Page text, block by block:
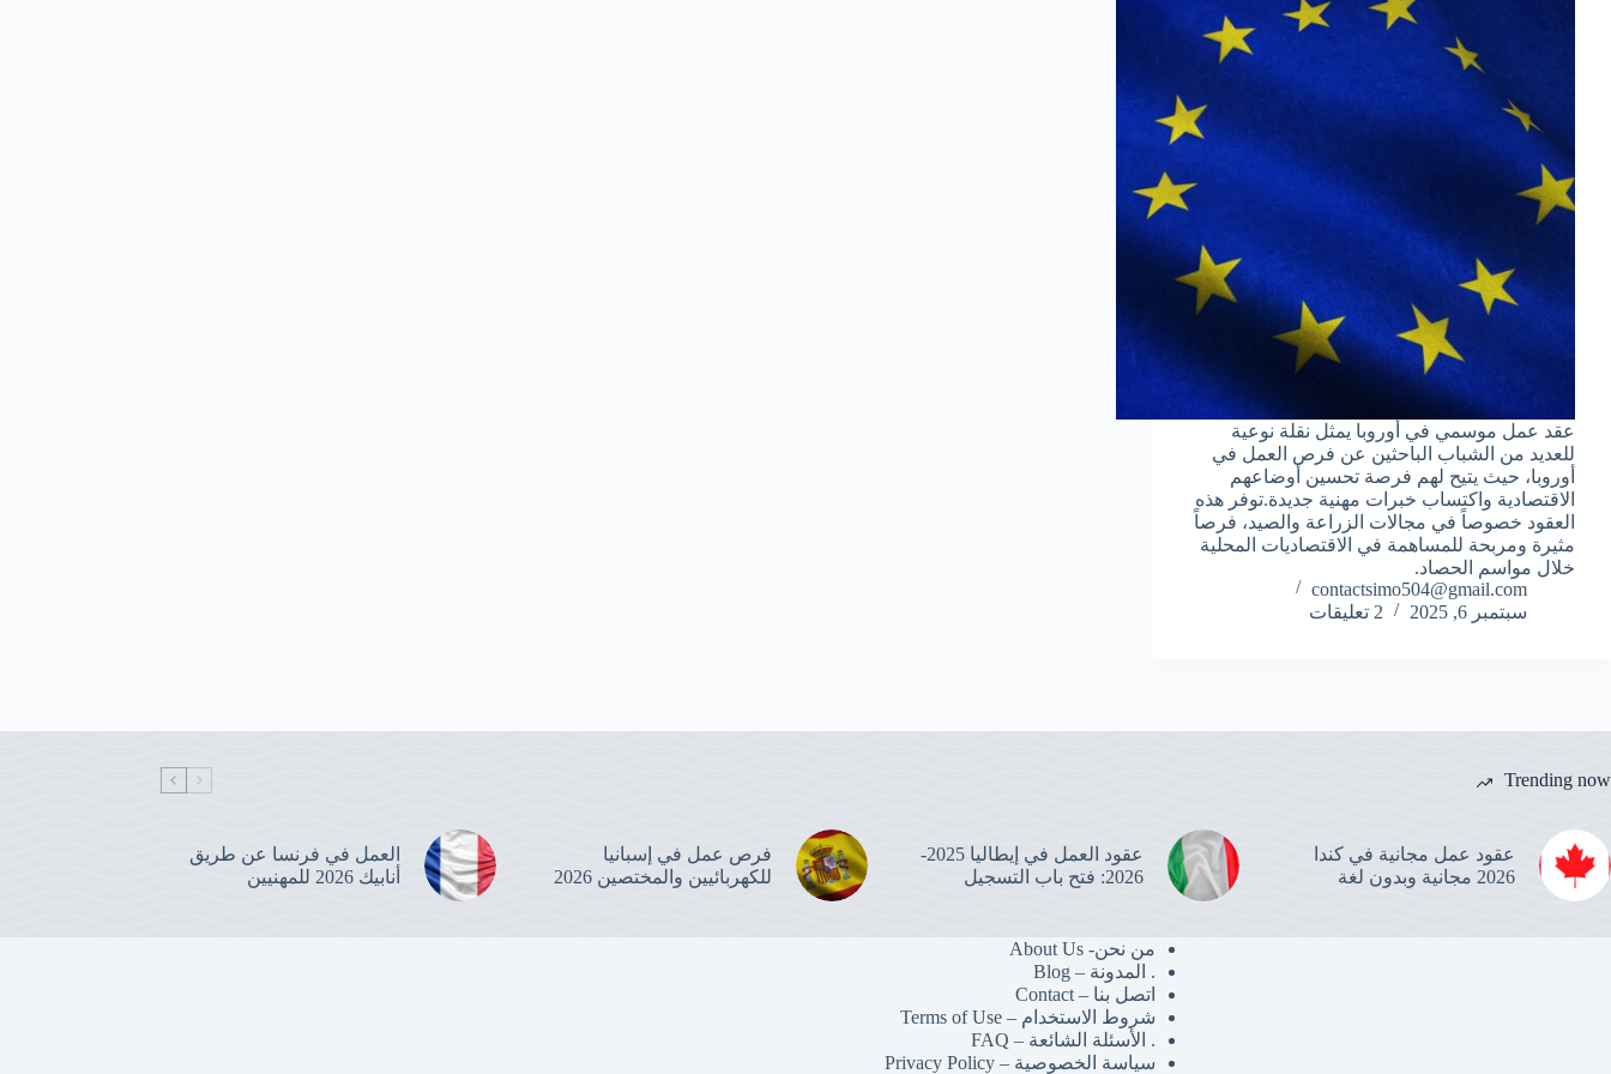
عقد عمل موسمي في أوروبا يمثل نقلة نوعية
للعديد من الشباب الباحثين عن فرص العمل في
أوروبا، حيث يتيح لهم فرصة تحسين أوضاعهم
الاقتصادية واكتساب خبرات مهنية جديدة.توفر هذه
العقود خصوصاً في مجالات الزراعة والصيد، فرصاً
مثيرة ومربحة للمساهمة في الاقتصاديات المحلية
خلال مواسم الحصاد.
contactsimo504@gmail.com
سبتمبر 6, 2025
2 تعليقات
Trending now
عقود عمل مجانية في كندا
2026 مجانية وبدون لغة
عقود العمل في إيطاليا 2025-
2026: فتح باب التسجيل
فرص عمل في إسبانيا
للكهربائيين والمختصين 2026
العمل في فرنسا عن طريق
أنابيك 2026 للمهنيين
من نحن- About Us
. المدونة – Blog
اتصل بنا – Contact
شروط الاستخدام – Terms of Use
. الأسئلة الشائعة – FAQ
سياسة الخصوصية – Privacy Policy